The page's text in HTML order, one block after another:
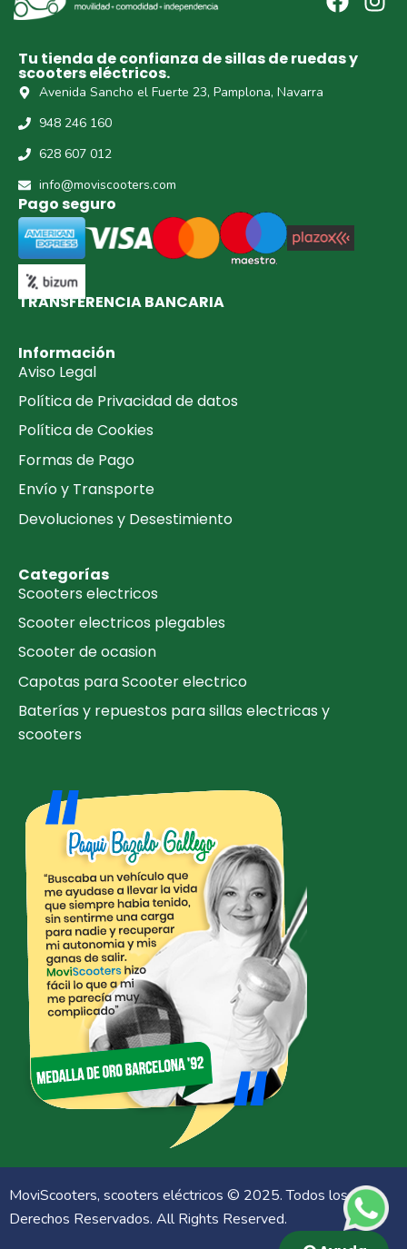
Tu tienda de confianza de sillas de ruedas y
scooters eléctricos.
Avenida Sancho el Fuerte 23, Pamplona, Navarra
948 246 160
628 607 012
info@moviscooters.com
Pago seguro
TRANSFERENCIA BANCARIA​
Información
Aviso Legal
Política de Privacidad de datos
Política de Cookies
Formas de Pago
Envío y Transporte
Devoluciones y Desestimiento
Categorías
Scooters electricos
Scooter electricos plegables
Scooter de ocasion
Capotas para Scooter electrico
Baterías y repuestos para sillas electricas y
scooters
MoviScooters, scooters eléctricos © 2025. Todos los
Derechos Reservados. All Rights Reserved.